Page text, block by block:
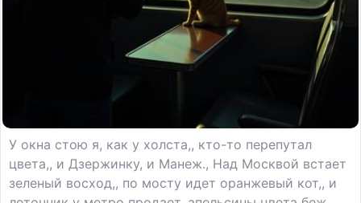
У окна стою я, как у холста,, кто-то перепутал
цвета,, и Дзержинку, и Манеж., Над Москвой встает
зеленый восход,, по мосту идет оранжевый кот,, и